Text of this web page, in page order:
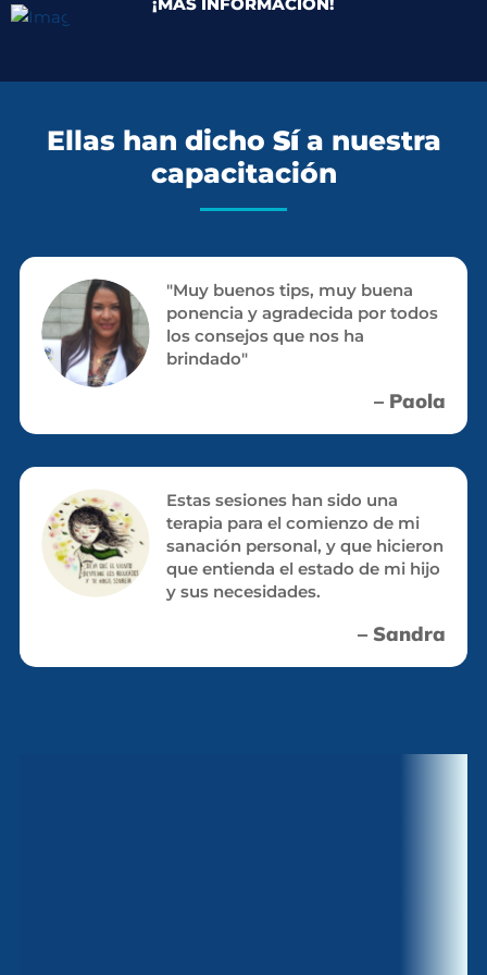
Ellas han dicho Sía nuestra
capacitación
"Muy buenos tips, muy buena
ponencia y agradecida por todos
los consejos que nos ha
brindado"
– Paola
Estas sesiones han sido una
terapia para el comienzo de mi
sanación personal, y que hicieron
que entienda el estado de mi hijo
y sus necesidades.
– Sandra